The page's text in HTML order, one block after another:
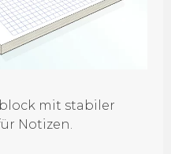
mit stabiler
Notizen.